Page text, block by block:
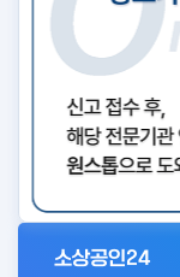
아
소상공인24